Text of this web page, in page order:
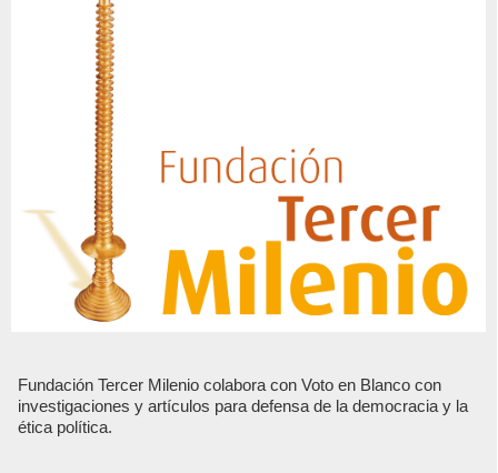
Fundación Tercer Milenio colabora con Voto en Blanco con
investigaciones y artículos para defensa de la democracia y la
ética política.